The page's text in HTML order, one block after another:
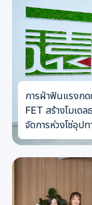
การฝ่าฟันแรงก
FET สร้างโมเด
จัดการห่วงโซ่อุปท